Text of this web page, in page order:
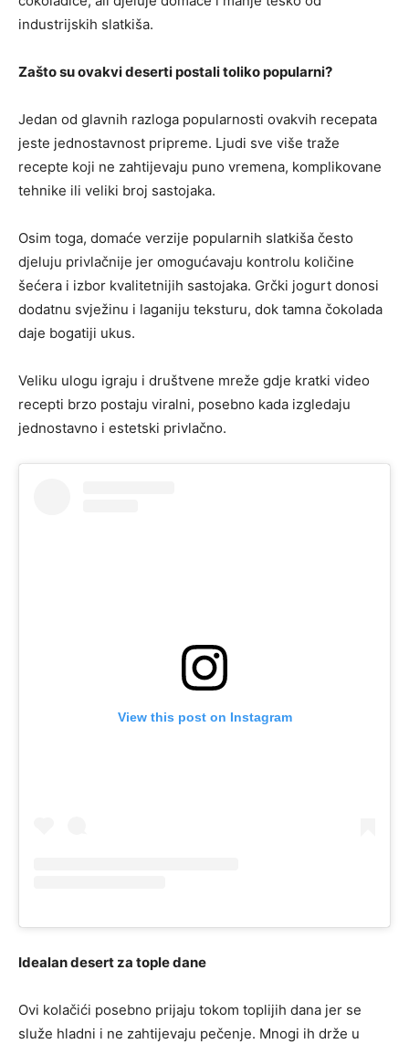
industrijskih slatkiša.
Zašto su ovakvi deserti postali toliko popularni?
Jedan od glavnih razloga popularnosti ovakvih recepata
jeste jednostavnost pripreme. Ljudi sve više traže
recepte koji ne zahtijevaju puno vremena, komplikovane
tehnike ili veliki broj sastojaka.
Osim toga, domaće verzije popularnih slatkiša često
djeluju privlačnije jer omogućavaju kontrolu količine
šećera i izbor kvalitetnijih sastojaka. Grčki jogurt donosi
dodatnu svježinu i laganiju teksturu, dok tamna čokolada
daje bogatiji ukus.
Veliku ulogu igraju i društvene mreže gdje kratki video
recepti brzo postaju viralni, posebno kada izgledaju
jednostavno i estetski privlačno.
View this post on Instagram
Idealan desert za tople dane
Ovi kolačići posebno prijaju tokom toplijih dana jer se
služe hladni i ne zahtijevaju pečenje. Mnogi ih drže u